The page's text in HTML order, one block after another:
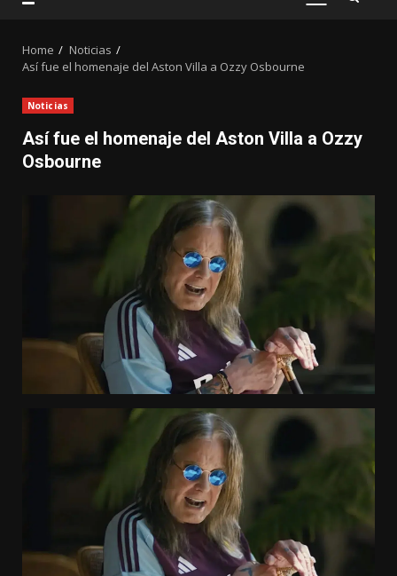
PRIMARY
Home
Noticias
Así fue el homenaje del Aston Villa a Ozzy Osbourne
Noticias
Así fue el homenaje del Aston Villa a Ozzy
Osbourne